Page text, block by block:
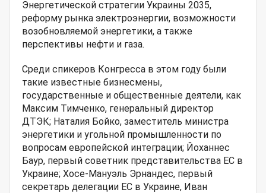
Энергетической стратегии Украины 2035,
реформу рынка электроэнергии, возможности
возобновляемой энергетики, а также
перспективы нефти и газа.
Среди спикеров Конгресса в этом году были
такие известные бизнесмены,
государственные и общественные деятели, как
Максим Тимченко, генеральный директор
ДТЭК; Наталия Бойко, заместитель министра
энергетики и угольной промышленности по
вопросам европейской интеграции; Йоханнес
Баур, первый советник представительства ЕС в
Украине; Хосе-Мануэль Эрнандес, первый
секретарь делегации ЕС в Украине, Иван